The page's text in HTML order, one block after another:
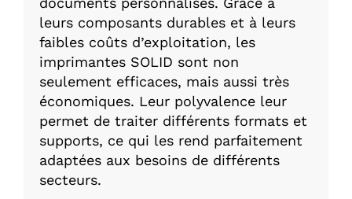
leurs composants durables et à leurs
faibles coûts d’exploitation, les
imprimantes SOLID sont non
seulement efficaces, mais aussi très
économiques. Leur polyvalence leur
permet de traiter différents formats et
supports, ce qui les rend parfaitement
adaptées aux besoins de différents
secteurs.